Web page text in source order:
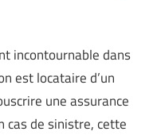
incontournable dans
est locataire d’un
une assurance
cas de sinistre, cette